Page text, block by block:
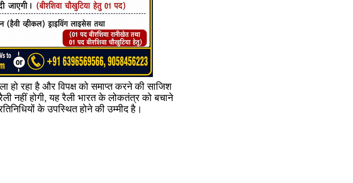
रहा है और विपक्ष को समाप्त करने की साजिश
नहीं होगी, यह रैली भारत के लोकतंत्र को बचाने
के उपस्थित होने की उम्मीद है।